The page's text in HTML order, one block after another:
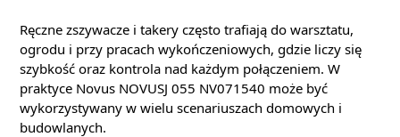
Ręczne zszywacze i takery często trafiają do warsztatu,
ogrodu i przy pracach wykończeniowych, gdzie liczy się
szybkość oraz kontrola nad każdym połączeniem. W
praktyce Novus NOVUSJ 055 NV071540 może być
wykorzystywany w wielu scenariuszach domowych i
budowlanych.